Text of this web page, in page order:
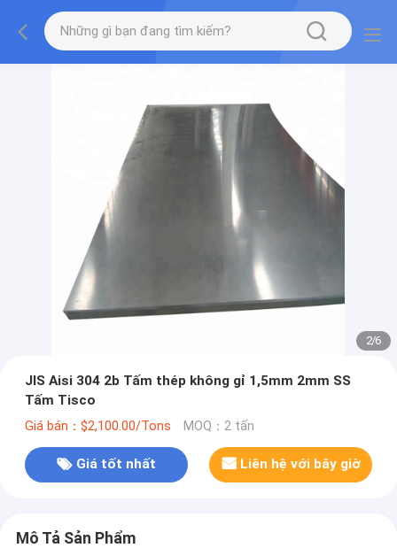
2/6
JIS Aisi 304 2b Tấm thép không gỉ 1,5mm 2mm SS
Tấm Tisco
Giá bán：$2,100.00/Tons MOQ：2 tấn
Giá tốt nhất Liên hệ với bây giờ
Mô Tả Sản Phẩm